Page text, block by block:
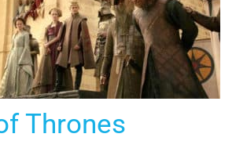
Thrones